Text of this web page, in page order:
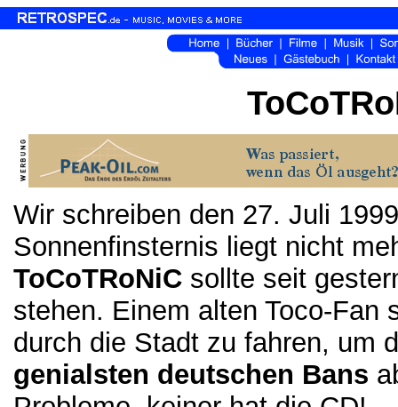
Wir schreiben den 27. Juli
Sonnenfinsternis liegt nicht
ToCoTRoNiC sollte seit
stehen. Einem alten Toco-Fan
durch die Stadt zu fahren, um
genialsten deutschen Bans